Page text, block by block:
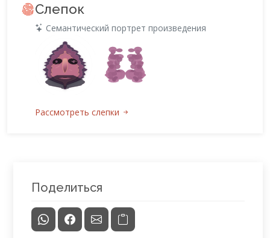
Слепок
Семантический портрет произведения
Рассмотреть слепки
Поделиться